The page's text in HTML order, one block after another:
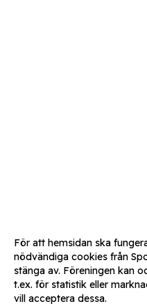
För att hemsidan ska
nödvändiga cookies från
stänga av. Föreningen kan
t.ex. för statistik eller
vill acceptera dessa.